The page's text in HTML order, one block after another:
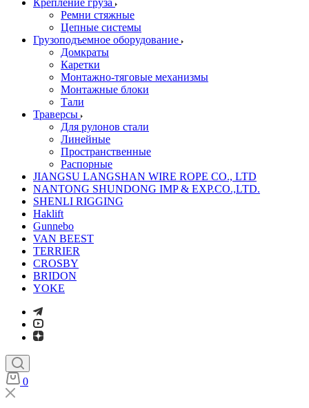
Крепление груза
Ремни стяжные
Цепные системы
Грузоподъемное оборудование
Домкраты
Каретки
Монтажно-тяговые механизмы
Монтажные блоки
Тали
Траверсы
Для рулонов стали
Линейные
Пространственные
Распорные
JIANGSU LANGSHAN WIRE ROPE CO., LTD
NANTONG SHUNDONG IMP & EXP.CO.,LTD.
SHENLI RIGGING
Haklift
Gunnebo
VAN BEEST
TERRIER
CROSBY
BRIDON
YOKE
0